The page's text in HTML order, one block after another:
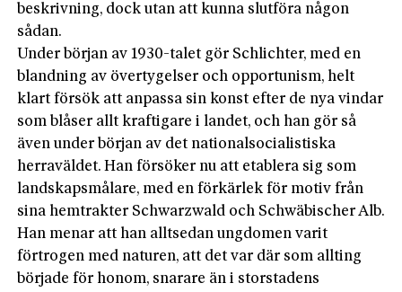
beskrivning, dock utan att kunna slutföra någon
sådan.
Under början av 1930-talet gör Schlichter, med en
blandning av övertygelser och opportunism, helt
klart försök att anpassa sin konst efter de nya vindar
som blåser allt kraftigare i landet, och han gör så
även under början av det nationalsocialistiska
herraväldet. Han försöker nu att etablera sig som
landskapsmålare, med en förkärlek för motiv från
sina hemtrakter Schwarzwald och Schwäbischer Alb.
Han menar att han alltsedan ungdomen varit
förtrogen med naturen, att det var där som allting
började för honom, snarare än i storstadens